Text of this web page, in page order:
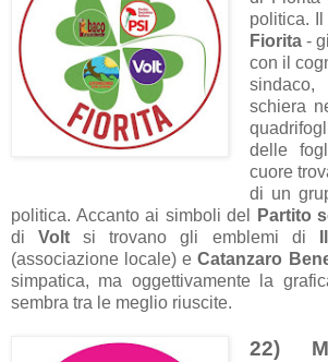
politica.
Fiorita -
con il
schiera
delle
cuore
di un
politica. Accanto ai simboli del
Partito
diVolt si trovano gli emblemi di
(associazione locale) eCatanzaro
simpatica, ma oggettivamente la
sembra tra le meglio riuscite.
22)